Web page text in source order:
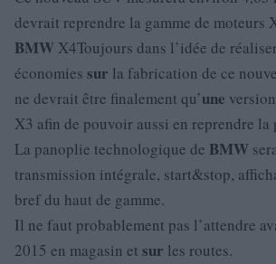
devrait reprendre la gamme de moteurs
BMW X4Toujours dans l’idée de
économies sur la fabrication de ce
ne devrait être finalement qu’une
X3 afin de pouvoir aussi en reprendre la
La panoplie technologique de BMW
transmission intégrale, start&stop,
bref du haut de gamme.
Il ne faut probablement pas l’attendre
2015 en magasin et sur les routes.